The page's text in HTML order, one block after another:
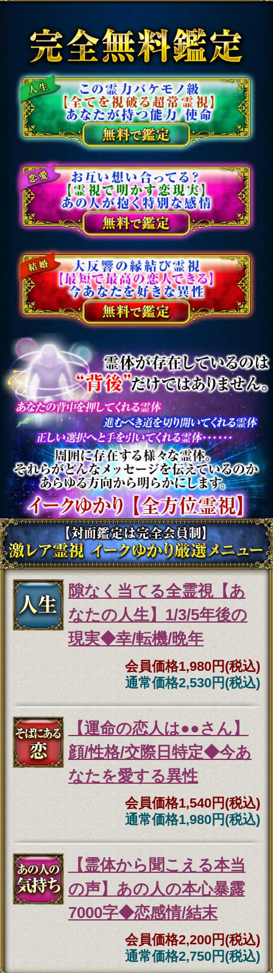
会員価格1,980円(税込)
【運命の恋人は●●さん】
顔/性格/交際日特定◆今あ
なたを愛する異性
会員価格1,540円(税込)
通常価格1,980円(税込)
【霊体から聞こえる本当
の声】あの人の本心暴露
7000字◆恋感情/結末
会員価格2,200円(税込)
通常価格2,750円(税込)
トップページに戻る
新着リリースコンテンツ
最新
インスピレーション｜運命好転/悲
願叶/瞬間霊察で全看破◆嬉野つば
さ
2026年8月6月追加
チャクラ占い｜人体覚醒＆強制成
就【運命正し現実変える神霊力】
月香
2026年8月3月追加
1万人絶賛【本音/現実/日付】48星
秘術で具体的中◆細密星読師 ミエ
ル | みのり -MINORI-
2026年7月30月追加
露骨過ぎて地上波ギリギリ/言葉濁
さず核心直撃【愛/人生決断占】桃
萃
2026年7月27月追加
全方位抜かりナシ≪難悩解決≫付
け入る隙無く的中【溟白龍】地支
命術
2026年7月23月追加
利用規約 プライバシーポリシー
お問い合わせ
特定商取引法に基づく表記
メルマガ登録/解除
運営会社 RENSA All Rights Reserved.